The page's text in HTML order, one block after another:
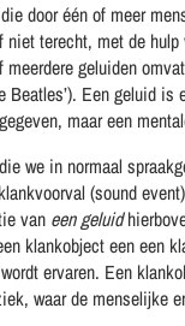
door één of meer
terecht, met de
geluiden
Een geluid
maar een
we in normaal
(sound
van een geluid
klankobject een een
ervaren. Een
waar de menselijke